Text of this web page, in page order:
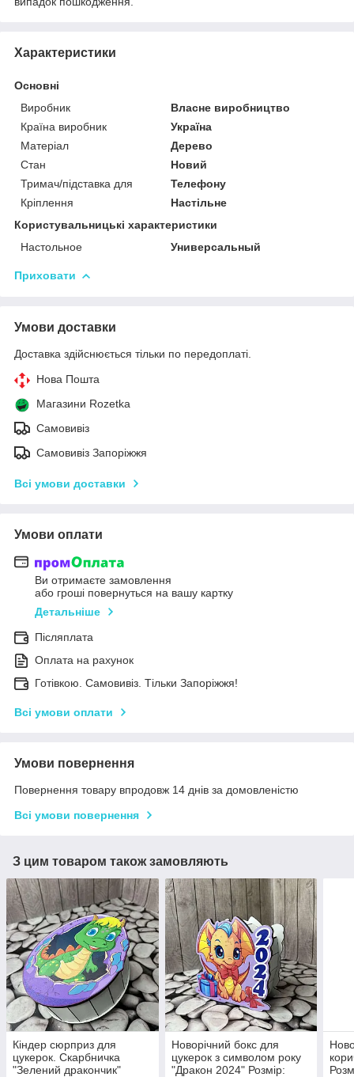
Характеристики
Основні
Виробник
Власне виробництво
Країна виробник
Україна
Матеріал
Дерево
Стан
Новий
Тримач/підставка для
Телефону
Кріплення
Настільне
Користувальницькі характеристики
Настольное
Универсальный
Приховати
Умови доставки
Доставка здійснюється тільки по передоплаті.
Нова Пошта
Магазини Rozetka
Самовивіз
Самовивіз Запоріжжя
Всі умови доставки
Умови оплати
Ви отримаєте замовлення
або гроші повернуться на вашу картку
Детальніше
Післяплата
Оплата на рахунок
Готівкою. Самовивіз. Тільки Запоріжжя!
Всі умови оплати
Умови повернення
Повернення товару впродовж 14 днів за домовленістю
Всі умови повернення
З цим товаром також замовляють
Кіндер сюрприз для
цукерок. Скарбничка
"Зелений дракончик"
Новорічний бокс для
цукерок з символом року
"Дракон 2024" Розмір: